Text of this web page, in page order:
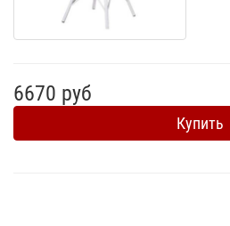
6670 руб
Купить